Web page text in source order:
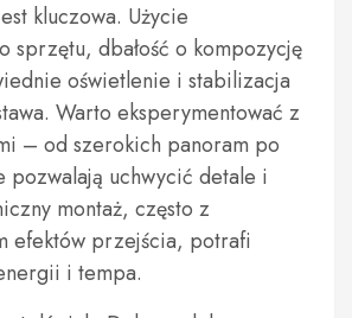
kluczowa. Użycie
sprzętu, dbałość o kompozycję
oświetlenie i stabilizacja
Warto eksperymentować z
– od szerokich panoram po
uchwycić detale i
montaż, często z
efektów przejścia, potrafi
i tempa.